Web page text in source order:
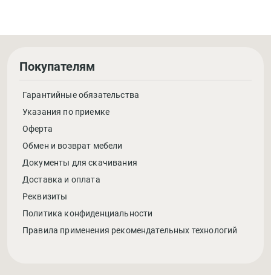
Покупателям
Гарантийные обязательства
Указания по приемке
Оферта
Обмен и возврат мебели
Документы для скачивания
Доставка и оплата
Реквизиты
Политика конфиденциальности
Правила применения рекомендательных технологий